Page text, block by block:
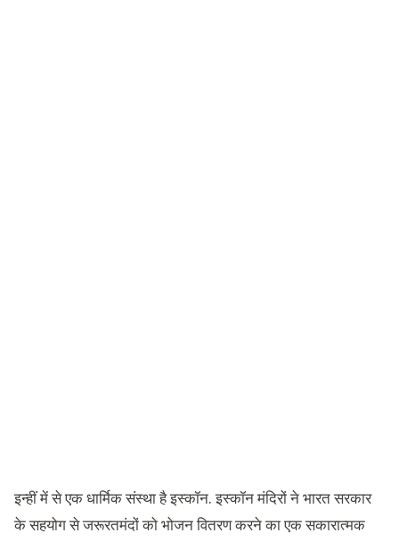
इन्हीं में से एक धार्मिक संस्था है इस्कॉन. इस्कॉन मंदिरों ने भारत सरकार
के सहयोग से जरूरतमंदों को भोजन वितरण करने का एक सकारात्मक